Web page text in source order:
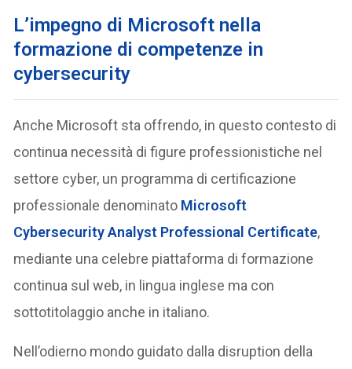
L’impegno di Microsoft nella
formazione di competenze in
cybersecurity
Anche Microsoft sta offrendo, in questo contesto di
continua necessità di figure professionistiche nel
settore cyber, un programma di certificazione
professionale denominato Microsoft
Cybersecurity Analyst Professional Certificate,
mediante una celebre piattaforma di formazione
continua sul web, in lingua inglese ma con
sottotitolaggio anche in italiano.
Nell’odierno mondo guidato dalla disruption della